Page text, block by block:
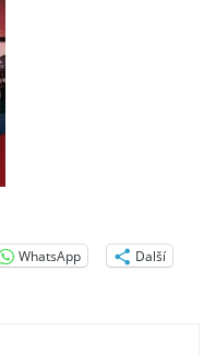
WhatsApp Další